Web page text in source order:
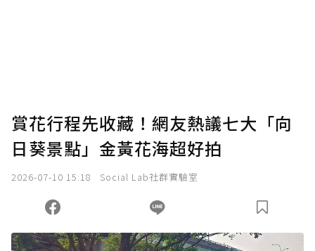
賞花行程先收藏！網友熱議七大「向
日葵景點」金黃花海超好拍
2026-07-10 15:18 Social Lab社群實驗室